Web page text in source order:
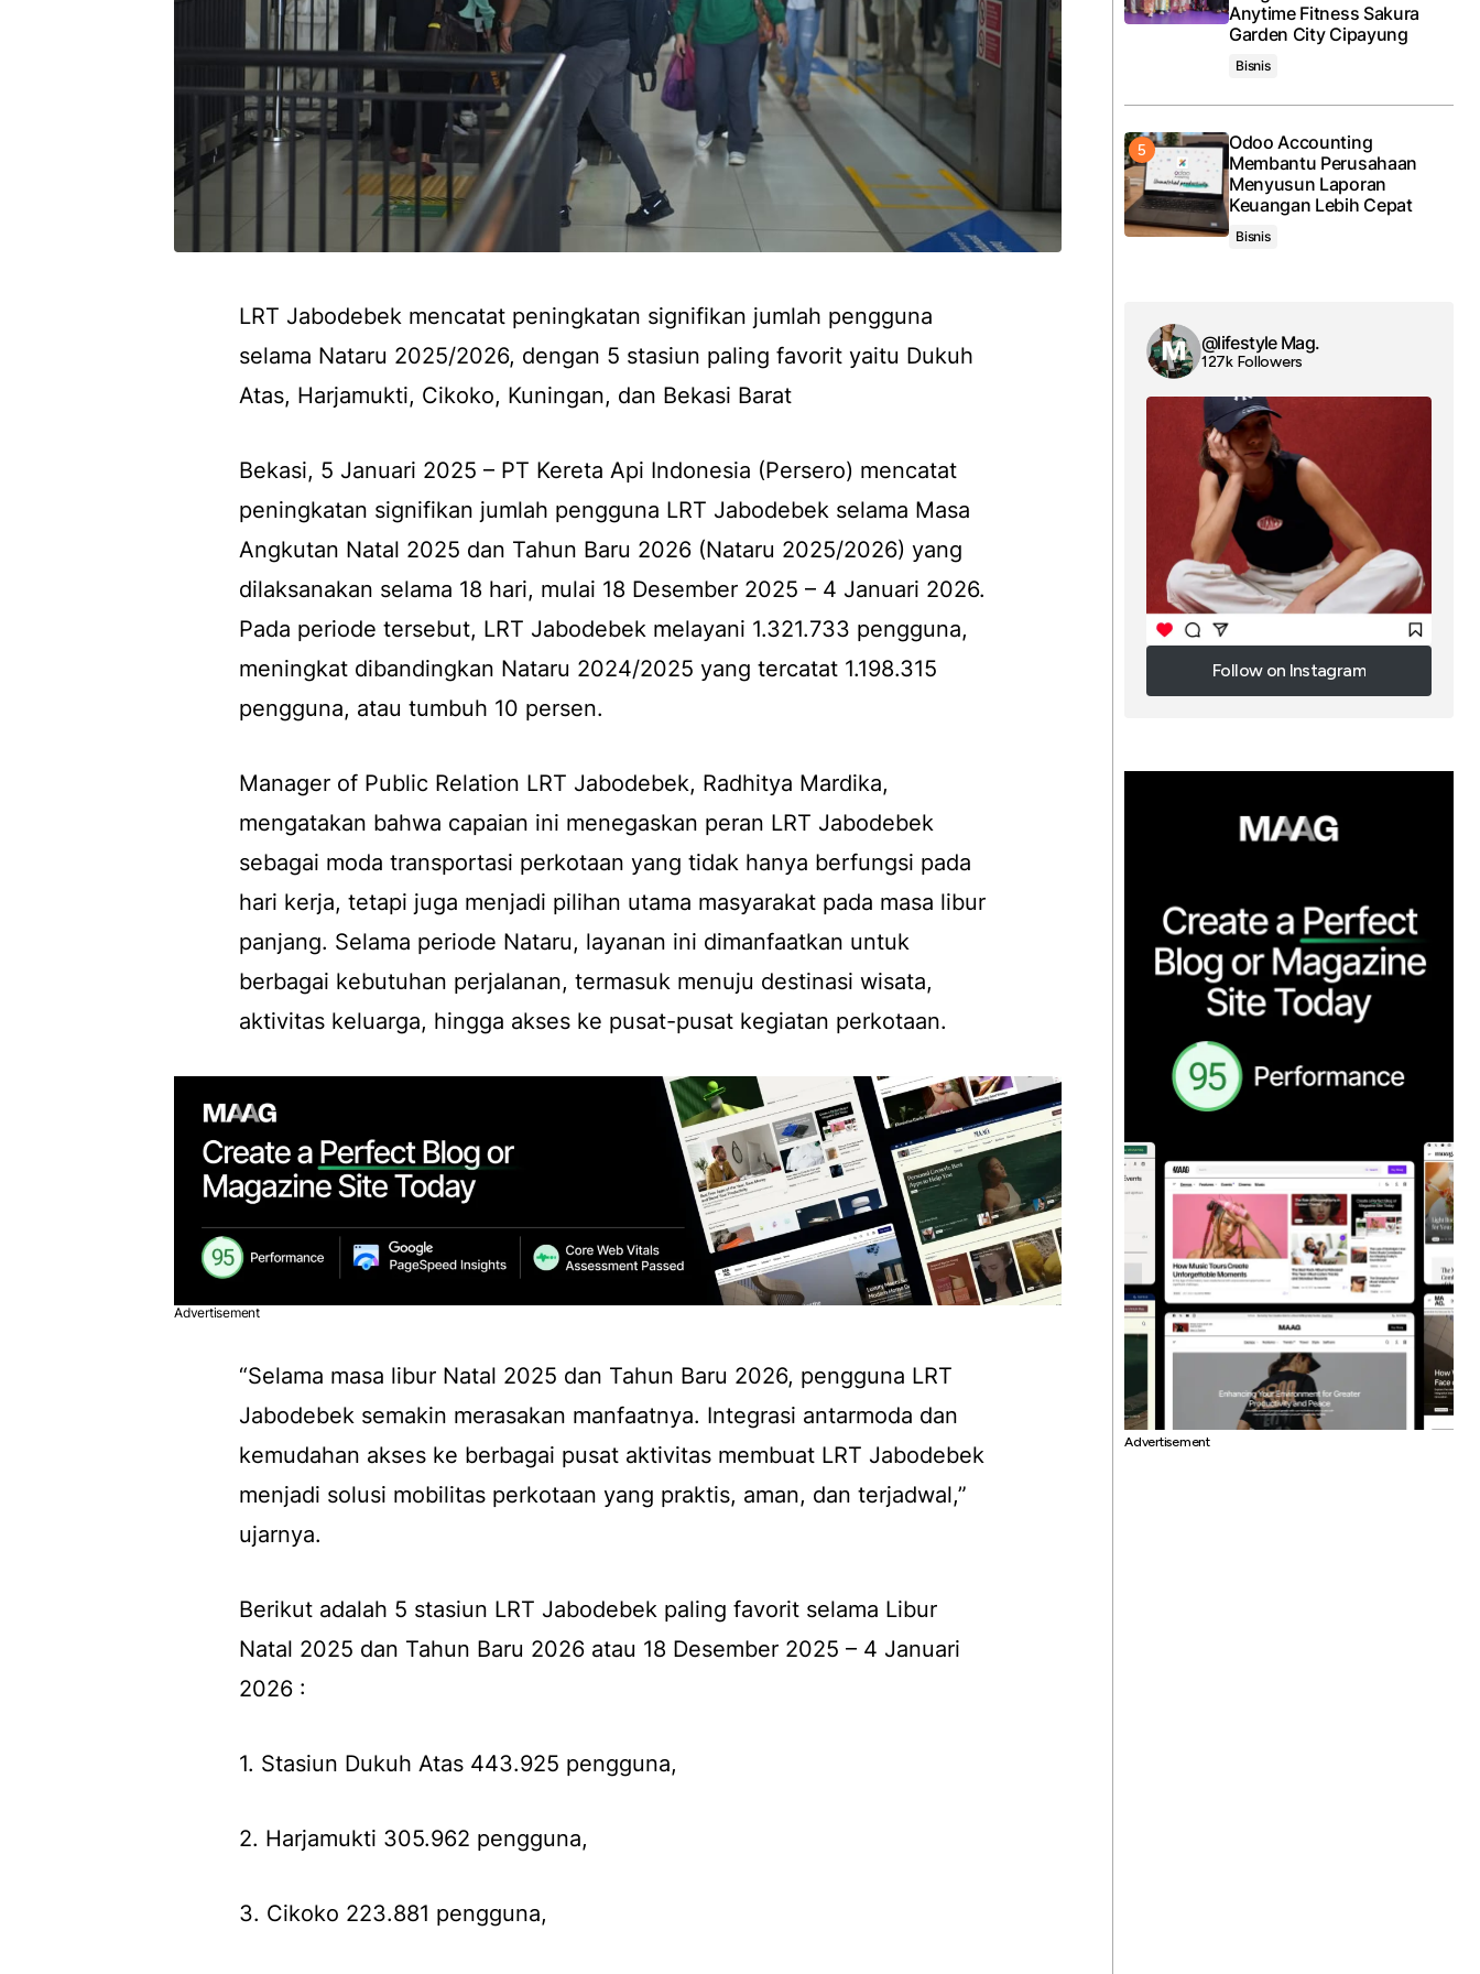
LRT Jabodebek mencatat peningkatan signifikan jumlah pengguna
selama Nataru 2025/2026, dengan 5 stasiun paling favorit yaitu Dukuh
Atas, Harjamukti, Cikoko, Kuningan, dan Bekasi Barat
Bekasi, 5 Januari 2025 – PT Kereta Api Indonesia (Persero) mencatat
peningkatan signifikan jumlah pengguna LRT Jabodebek selama Masa
Angkutan Natal 2025 dan Tahun Baru 2026 (Nataru 2025/2026) yang
dilaksanakan selama 18 hari, mulai 18 Desember 2025 – 4 Januari 2026.
Pada periode tersebut, LRT Jabodebek melayani 1.321.733 pengguna,
meningkat dibandingkan Nataru 2024/2025 yang tercatat 1.198.315
pengguna, atau tumbuh 10 persen.
Manager of Public Relation LRT Jabodebek, Radhitya Mardika,
mengatakan bahwa capaian ini menegaskan peran LRT Jabodebek
sebagai moda transportasi perkotaan yang tidak hanya berfungsi pada
hari kerja, tetapi juga menjadi pilihan utama masyarakat pada masa libur
panjang. Selama periode Nataru, layanan ini dimanfaatkan untuk
berbagai kebutuhan perjalanan, termasuk menuju destinasi wisata,
aktivitas keluarga, hingga akses ke pusat-pusat kegiatan perkotaan.
Advertisement
“Selama masa libur Natal 2025 dan Tahun Baru 2026, pengguna LRT
Jabodebek semakin merasakan manfaatnya. Integrasi antarmoda dan
kemudahan akses ke berbagai pusat aktivitas membuat LRT Jabodebek
menjadi solusi mobilitas perkotaan yang praktis, aman, dan terjadwal,”
ujarnya.
Berikut adalah 5 stasiun LRT Jabodebek paling favorit selama Libur
Natal 2025 dan Tahun Baru 2026 atau 18 Desember 2025 – 4 Januari
2026 :
1. Stasiun Dukuh Atas 443.925 pengguna,
2. Harjamukti 305.962 pengguna,
3. Cikoko 223.881 pengguna,
Anytime Fitness Sakura
Garden City Cipayung
Bisnis
Odoo Accounting
Membantu Perusahaan
Menyusun Laporan
Keuangan Lebih Cepat
Bisnis
@lifestyle Mag.
127k Followers
Follow on Instagram
Follow on Instagram
Advertisement